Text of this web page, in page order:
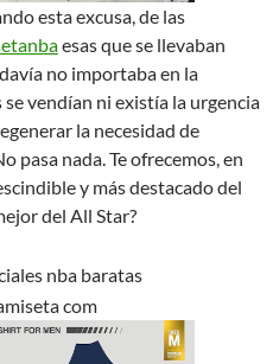
esta excusa, de las
esas que se llevaban
no importaba en la
vendían ni existía la urgencia
la necesidad de
pasa nada. Te ofrecemos, en
y más destacado del
del All Star?